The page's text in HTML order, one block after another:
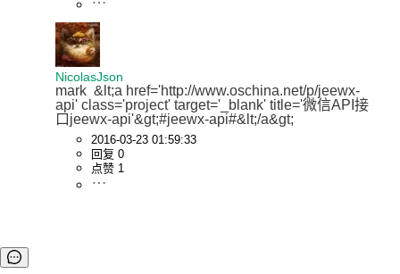
NicolasJson
mark  &lt;a href='http://www.oschina.net/p/jeewx-
api' class='project' target='_blank' title='微信API接
口jeewx-api'&gt;#jeewx-api#&lt;/a&gt;
2016-03-23 01:59:33
回复 0
点赞 1